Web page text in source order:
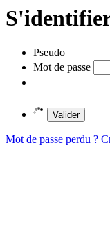
Pseudo
Mot de passe
Valider
Mot de passe perdu ?